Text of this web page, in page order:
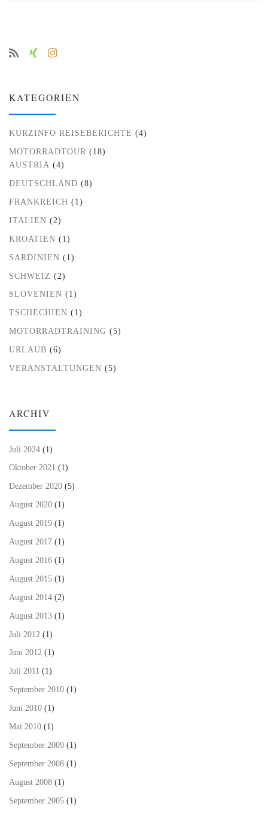
KATEGORIEN
KURZINFO REISEBERICHTE (4)
MOTORRADTOUR (18)
AUSTRIA (4)
DEUTSCHLAND (8)
FRANKREICH (1)
ITALIEN (2)
KROATIEN (1)
SARDINIEN (1)
SCHWEIZ (2)
SLOVENIEN (1)
TSCHECHIEN (1)
MOTORRADTRAINING (5)
URLAUB (6)
VERANSTALTUNGEN (5)
ARCHIV
Juli 2024 (1)
Oktober 2021 (1)
Dezember 2020 (5)
August 2020 (1)
August 2019 (1)
August 2017 (1)
August 2016 (1)
August 2015 (1)
August 2014 (2)
August 2013 (1)
Juli 2012 (1)
Juni 2012 (1)
Juli 2011 (1)
September 2010 (1)
Juni 2010 (1)
Mai 2010 (1)
September 2009 (1)
September 2008 (1)
August 2008 (1)
September 2005 (1)